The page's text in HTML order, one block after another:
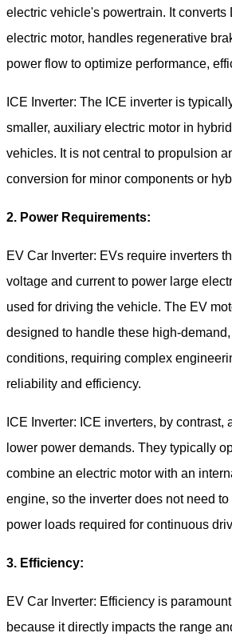
electric vehicle's powertrain. It converts
electric motor, handles regenerative
power flow to optimize performance,
ICE Inverter: The ICE inverter is
smaller, auxiliary electric motor in
vehicles. It is not central to propulsion
conversion for minor components or
2. Power Requirements:
EV Car Inverter: EVs require inverters
voltage and current to power large
used for driving the vehicle. The EV
designed to handle these high-
conditions, requiring complex
reliability and efficiency.
ICE Inverter: ICE inverters, by contrast,
lower power demands. They typically
combine an electric motor with an
engine, so the inverter does not need
power loads required for continuous
3. Efficiency:
EV Car Inverter: Efficiency is
because it directly impacts the range